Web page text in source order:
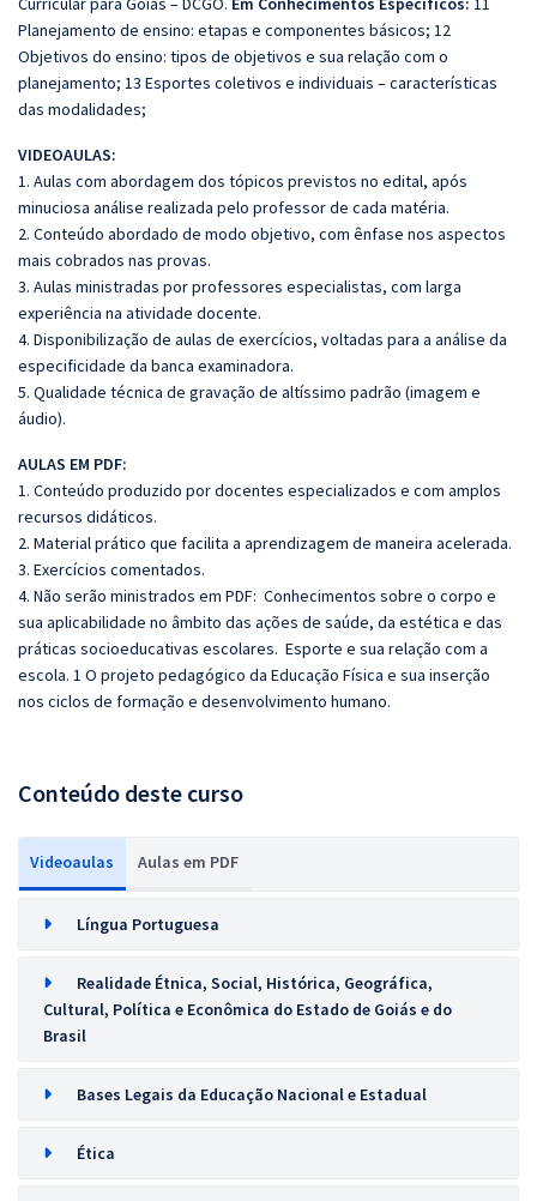
Planejamento de ensino: etapas e componentes básicos; 12
Objetivos do ensino: tipos de objetivos e sua relação com o
planejamento; 13 Esportes coletivos e individuais – características
das modalidades;
VIDEOAULAS:
1. Aulas com abordagem dos tópicos previstos no edital, após
minuciosa análise realizada pelo professor de cada matéria.
2. Conteúdo abordado de modo objetivo, com ênfase nos aspectos
mais cobrados nas provas.
3. Aulas ministradas por professores especialistas, com larga
experiência na atividade docente.
4. Disponibilização de aulas de exercícios, voltadas para a análise da
especificidade da banca examinadora.
5. Qualidade técnica de gravação de altíssimo padrão (imagem e
áudio).
AULAS EM PDF:
1. Conteúdo produzido por docentes especializados e com amplos
recursos didáticos.
2. Material prático que facilita a aprendizagem de maneira acelerada.
3. Exercícios comentados.
4. Não serão ministrados em PDF: Conhecimentos sobre o corpo e
sua aplicabilidade no âmbito das ações de saúde, da estética e das
práticas socioeducativas escolares. Esporte e sua relação com a
escola. 1 O projeto pedagógico da Educação Física e sua inserção
nos ciclos de formação e desenvolvimento humano.
Conteúdo deste curso
Videoaulas Aulas em PDF
Língua Portuguesa
Realidade Étnica, Social, Histórica, Geográfica,
Cultural, Política e Econômica do Estado de Goiás e do
Brasil
Bases Legais da Educação Nacional e Estadual
Ética